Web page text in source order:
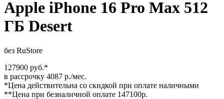
Apple iPhone 16 Pro Max 512
ГБ Desert
без RuStore
127900 руб.*
в рассрочку 4087 р./мес.
*Цена действительна со скидкой при оплате наличными
**Цена при безналичной оплате 147100р.